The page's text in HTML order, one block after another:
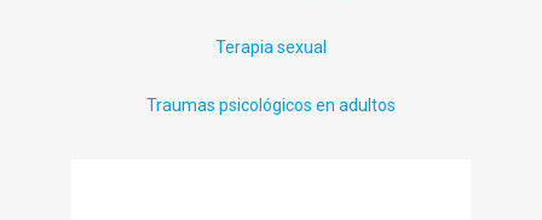
Terapia sexual
Traumas psicológicos en adultos